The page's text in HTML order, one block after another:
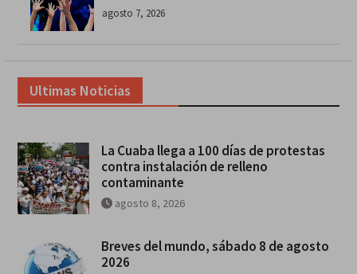
agosto 7, 2026
Ultimas Noticias
La Cuaba llega a 100 días de protestas
contra instalación de relleno
contaminante
agosto 8, 2026
Breves del mundo, sábado 8 de agosto
2026